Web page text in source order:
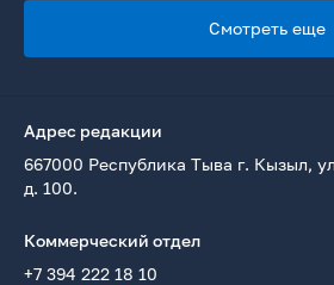
Смотреть еще
Адрес редакции
667000 Республика Тыва г. Кызыл,
д. 100.
Коммерческий отдел
+7 394 222 18 10